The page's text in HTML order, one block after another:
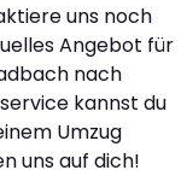
uns noch
Angebot für
nach
kannst du
Umzug
uns auf dich!